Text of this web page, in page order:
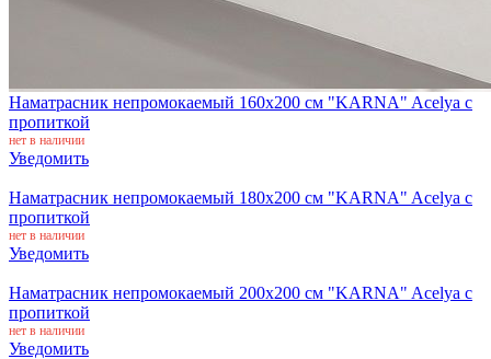
Наматрасник непромокаемый 160x200 см "KARNA" Acelya с
пропиткой
нет в наличии
Уведомить
Наматрасник непромокаемый 180x200 см "KARNA" Acelya с
пропиткой
нет в наличии
Уведомить
Наматрасник непромокаемый 200x200 см "KARNA" Acelya с
пропиткой
нет в наличии
Уведомить